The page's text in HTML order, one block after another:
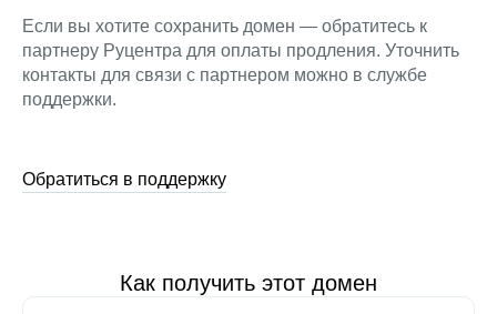
Если вы хотите сохранить домен — обратитесь к
партнеру Руцентра для оплаты продления. Уточнить
контакты для связи с партнером можно в службе
поддержки.
Обратиться в поддержку
Как получить этот домен